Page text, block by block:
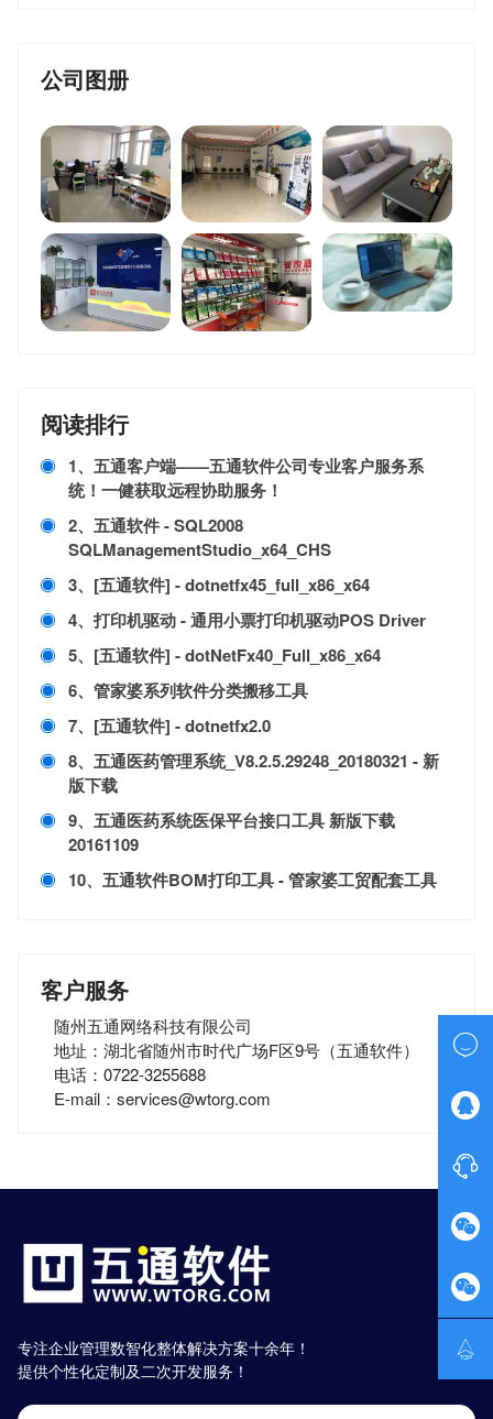
公司图册
阅读排行
1、五通客户端——五通软件公司专业客户服务系
统！一健获取远程协助服务！
2、五通软件 - SQL2008
SQLManagementStudio_x64_CHS
3、[五通软件] - dotnetfx45_full_x86_x64
4、打印机驱动 - 通用小票打印机驱动POS Driver
5、[五通软件] - dotNetFx40_Full_x86_x64
6、管家婆系列软件分类搬移工具
7、[五通软件] - dotnetfx2.0
8、五通医药管理系统_V8.2.5.29248_20180321 - 新
版下载
9、五通医药系统医保平台接口工具 新版下载
20161109
10、五通软件BOM打印工具 - 管家婆工贸配套工具
客户服务
随州五通网络科技有限公司
地址：湖北省随州市时代广场F区9号（五通软件）
电话：0722-3255688
E-mail：services@wtorg.com
专注企业管理数智化整体解决方案十余年！
提供个性化定制及二次开发服务！





